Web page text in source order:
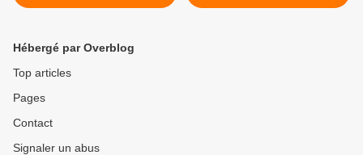
Hébergé par Overblog
Top articles
Pages
Contact
Signaler un abus